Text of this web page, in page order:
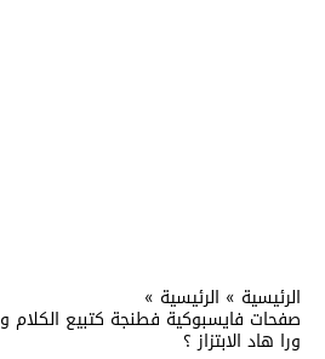
الرئيسية » الرئيسية »
صفحات فايسبوكية فطنجة كتبيع
ورا هاد الابتزاز ؟